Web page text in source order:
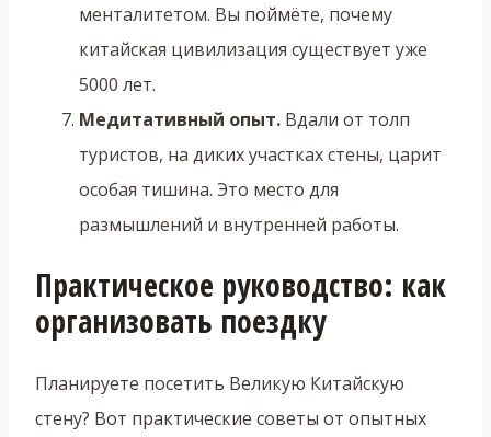
менталитетом. Вы поймёте, почему
китайская цивилизация существует уже
5000 лет.
Медитативный опыт. Вдали от толп
туристов, на диких участках стены, царит
особая тишина. Это место для
размышлений и внутренней работы.
Практическое руководство: как
организовать поездку
Планируете посетить Великую Китайскую
стену? Вот практические советы от опытных